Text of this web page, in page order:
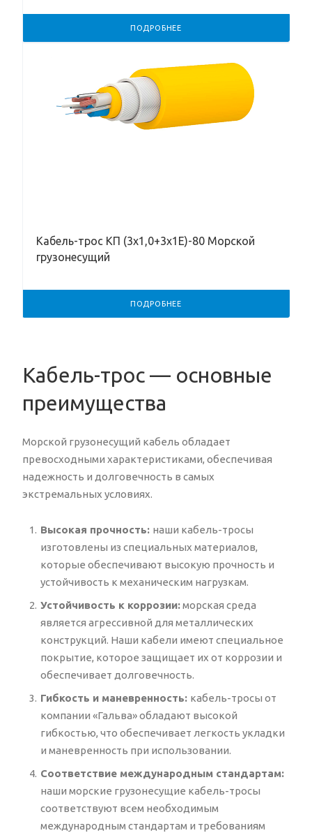
ПОДРОБНЕЕ
Кабель-трос КП (3х1,0+3х1Е)-80 Морской
грузонесущий
ПОДРОБНЕЕ
Кабель-трос — основные
преимущества
Морской грузонесущий кабель обладает
превосходными характеристиками, обеспечивая
надежность и долговечность в самых
экстремальных условиях.
Высокая прочность: наши кабель-тросы
изготовлены из специальных материалов,
которые обеспечивают высокую прочность и
устойчивость к механическим нагрузкам.
Устойчивость к коррозии:морская среда
является агрессивной для металлических
конструкций. Наши кабели имеют специальное
покрытие, которое защищает их от коррозии и
обеспечивает долговечность.
Гибкость и маневренность: кабель-тросы от
компании «Гальва» обладают высокой
гибкостью, что обеспечивает легкость укладки
и маневренность при использовании.
Соответствие международным стандартам:
наши морские грузонесущие кабель-тросы
соответствуют всем необходимым
международным стандартам и требованиям